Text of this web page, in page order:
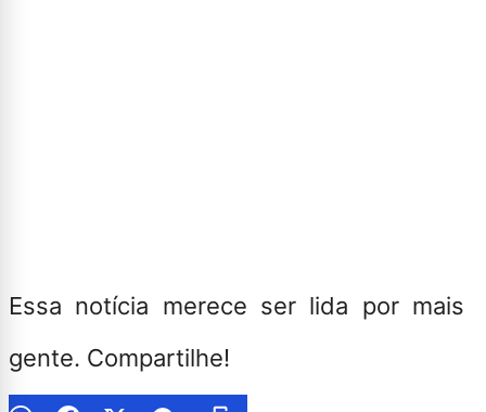
Essa notícia merece ser lida por mais
gente. Compartilhe!